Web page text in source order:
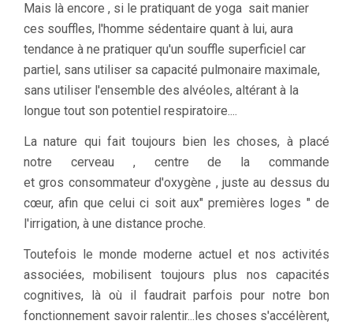
Mais là encore , si le pratiquant de yoga sait manier
ces souffles, l'homme sédentaire quant à lui, aura
tendance à ne pratiquer qu'un souffle superficiel car
partiel, sans utiliser sa capacité pulmonaire maximale,
sans utiliser l'ensemble des alvéoles, altérant à la
longue tout son potentiel respiratoire....
La nature qui fait toujours bien les choses, à placé
notre cerveau , centre de la commande
et gros consommateur d'oxygène , juste au dessus du
cœur, afin que celui ci soit aux" premières loges " de
l'irrigation, à une distance proche.
Toutefois le monde moderne actuel et nos activités
associées, mobilisent toujours plus nos capacités
cognitives, là où il faudrait parfois pour notre bon
fonctionnement savoir ralentir...les choses s'accélèrent,